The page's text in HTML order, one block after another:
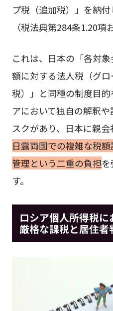
プ税（追加税）」を納
（税法典第284条1.20項
これは、日本の「各対
額に対する法人税（グ
税）」と同種の制度目
アにおいて独自の解釈
スクがあり、日本に親会
日露両国での複雑な税
管理という二重の負担を
す。
ロシア個人所得税
厳格な課税と居住者